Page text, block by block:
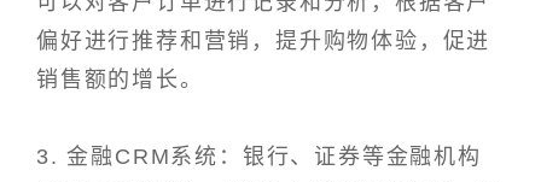
偏好进行推荐和营销，提升购物体验，促进
销售额的增长。
3. 金融CRM系统：银行、证券等金融机构